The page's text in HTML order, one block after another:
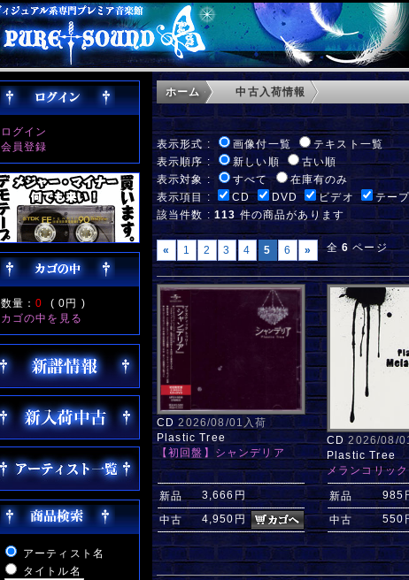
ログイン
会員登録
数量：0 (0円 )
カゴの中を見る
アーティスト名
タイトル名
ホーム 中古入荷情報
表示形式 :
画像付一覧
テキスト一覧
表示順序 :
新しい順
古い順
表示対象 :
すべて
在庫有のみ
表示項目 :
CD DVD ビデオ テー
該当件数 :113 件の商品があります
« 1 2 3 4 5 6 » 全 6 ページ
CD2026/08/01入荷
Plastic Tree
【初回盤】シャンデリア
CD 2026/08/
Plastic Tree
メランコリック
新品 3,666円
中古 4,950円
新品 985
中古 550